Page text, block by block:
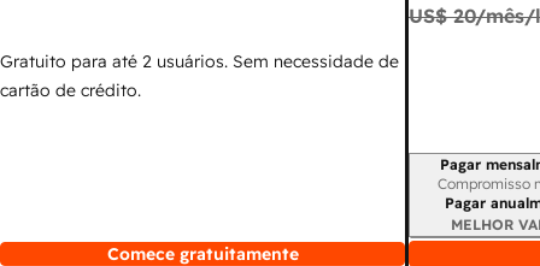
Gratuito para até 2 usuários. Sem necessidade de
cartão de crédito.
Comece gratuitamente
US$ 20/mês/
Período de
Pagar
Compromisso
Pagar
MELHOR